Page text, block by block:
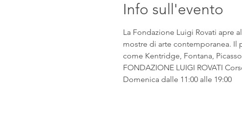
Info sull'evento
La Fondazione Luigi Rovati apre
mostre di arte contemporanea. Il
come Kentridge, Fontana,
FONDAZIONE LUIGI ROVATI
Domenica dalle 11:00 alle 19:00